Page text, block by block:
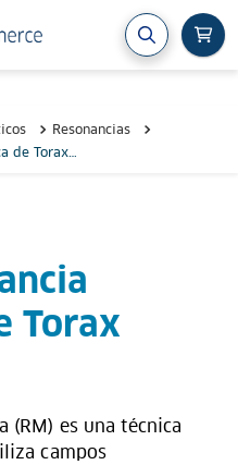
Resonancias
de Torax
Torax
(RM) es una técnica
campos